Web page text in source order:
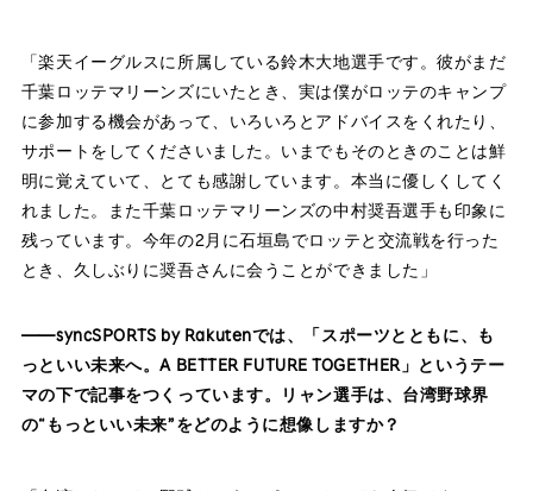
「楽天イーグルスに所属している鈴木大地選手です。彼がまだ
千葉ロッテマリーンズにいたとき、実は僕がロッテのキャンプ
に参加する機会があって、いろいろとアドバイスをくれたり、
サポートをしてくださいました。いまでもそのときのことは鮮
明に覚えていて、とても感謝しています。本当に優しくしてく
れました。また千葉ロッテマリーンズの中村奨吾選手も印象に
残っています。今年の2月に石垣島でロッテと交流戦を行った
とき、久しぶりに奨吾さんに会うことができました」
——syncSPORTS by Rakutenでは、「スポーツとともに、も
っといい未来へ。A BETTER FUTURE TOGETHER」というテー
マの下で記事をつくっています。リャン選手は、台湾野球界
の“もっといい未来”をどのように想像しますか？